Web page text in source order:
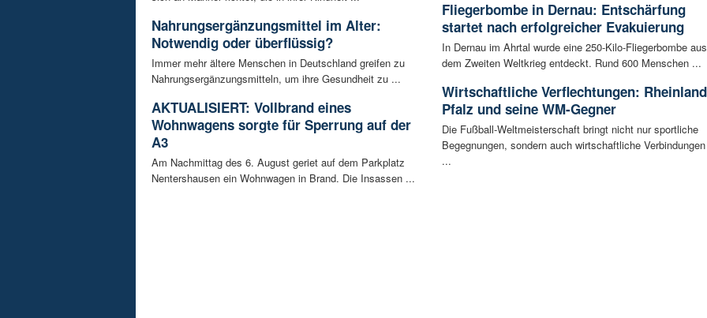
Nahrungsergänzungsmittel im Alter:
Notwendig oder überflüssig?
Immer mehr ältere Menschen in Deutschland greifen zu
Nahrungsergänzungsmitteln, um ihre Gesundheit zu ...
AKTUALISIERT: Vollbrand eines
Wohnwagens sorgte für Sperrung auf der
A3
Am Nachmittag des 6. August geriet auf dem Parkplatz
Nentershausen ein Wohnwagen in Brand. Die Insassen ...
Fliegerbombe in Dernau: Entschärfung
startet nach erfolgreicher Evakuierung
In Dernau im Ahrtal wurde eine 250-Kilo-Fliegerbombe aus
dem Zweiten Weltkrieg entdeckt. Rund 600 Menschen ...
Wirtschaftliche Verflechtungen:
Pfalz und seine WM-Gegner
Die Fußball-Weltmeisterschaft bringt nicht nur sportliche
Begegnungen, sondern auch wirtschaftliche Verbindungen
...